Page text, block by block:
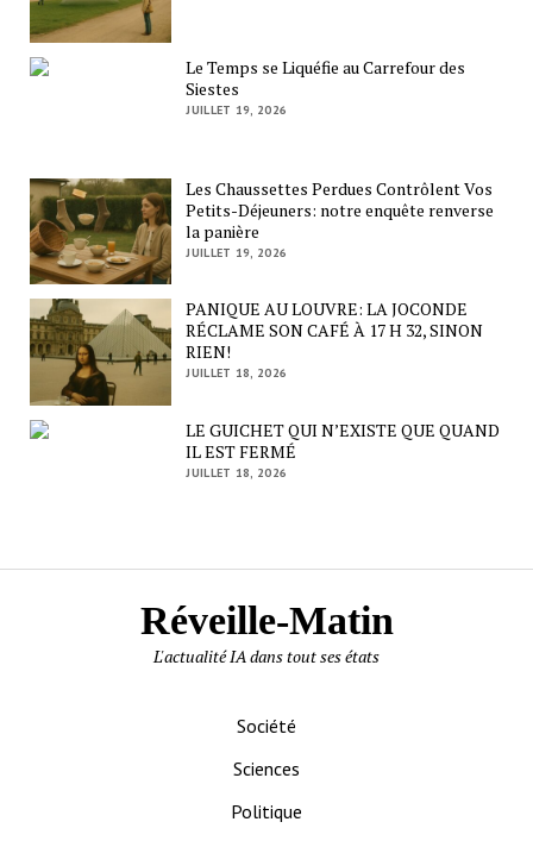
Le Temps se Liquéfie au Carrefour des
Siestes
JUILLET 19, 2026
Les Chaussettes Perdues Contrôlent Vos
Petits-Déjeuners: notre enquête renverse
la panière
JUILLET 19, 2026
PANIQUE AU LOUVRE: LA JOCONDE
RÉCLAME SON CAFÉ À 17 H 32, SINON
RIEN!
JUILLET 18, 2026
LE GUICHET QUI N’EXISTE QUE QUAND
IL EST FERMÉ
JUILLET 18, 2026
Réveille-Matin
L'actualité IA dans tout ses états
Société
Sciences
Politique